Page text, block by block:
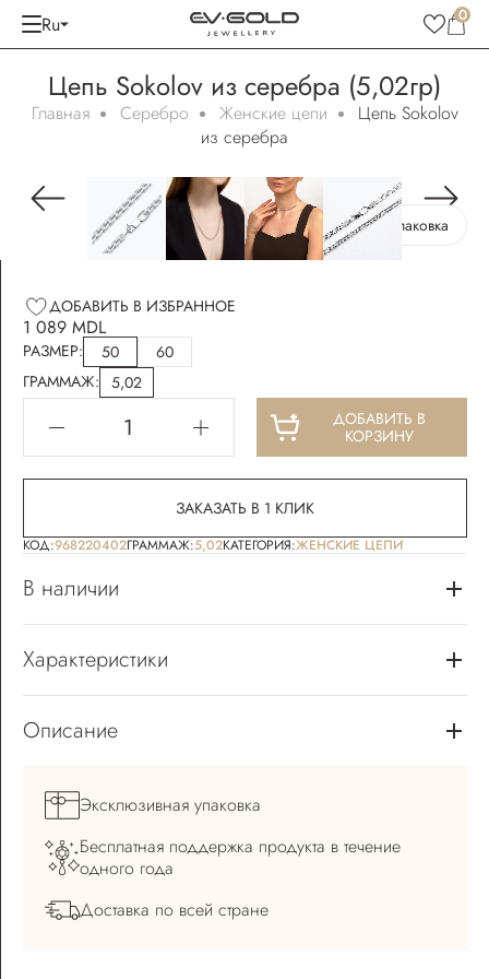
Ru 0
Цепь Sokolov из серебра (5,02гр)
Главная Серебро Женские цепи
Цепь Sokolov
из серебра
Бесплатная упаковка
ДОБАВИТЬ В ИЗБРАННОЕ
1 089 MDL
РАЗМЕР: 50
60
ГРАММАЖ: 5,02
ДОБАВИТЬ В
КОРЗИНУ
ЗАКАЗАТЬ В 1 КЛИК
КОД:968220402ГРАММАЖ:5,02КАТЕГОРИЯ:ЖЕНСКИЕ ЦЕПИ
В наличии
Характеристики
Описание
Эксклюзивная упаковка
Бесплатная поддержка продукта в течение
одного года
Доставка по всей стране